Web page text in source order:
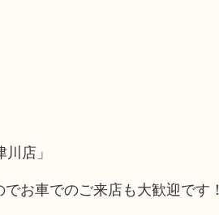
店」
お車でのご来店も大歓迎です！